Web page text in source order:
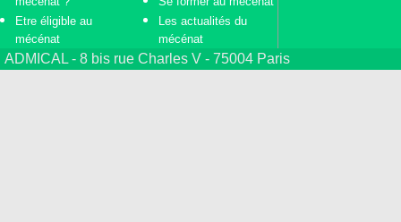
Etre éligible au
mécénat
Les actualités du
mécénat
ADMICAL - 8 bis rue Charles V - 75004 Paris